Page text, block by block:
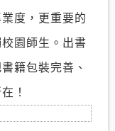
度，更重要的
園師生。出書
籍包裝完善、
！